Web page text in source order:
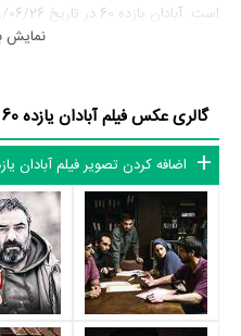
بازیگران فیلم آبادان یازده 60
چونحسن معجونی ،علیرضا کمالی،
گودرزی،یاسین مسعودی رضا
در فیلم
بازیگران
نمایش
گالری عکس فیلم آبادان یازده 60
اضافه کردن تصویر فیلم آبادان